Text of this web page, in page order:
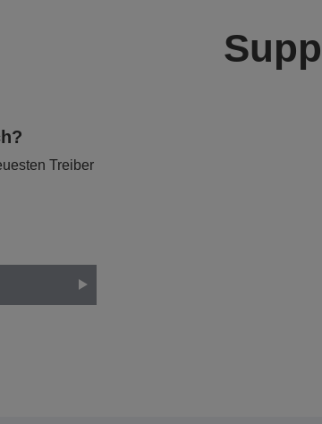
Treiber